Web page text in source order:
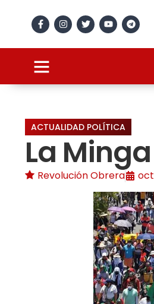
ACTUALIDAD POLÍTICA
La
Revolución Obrera